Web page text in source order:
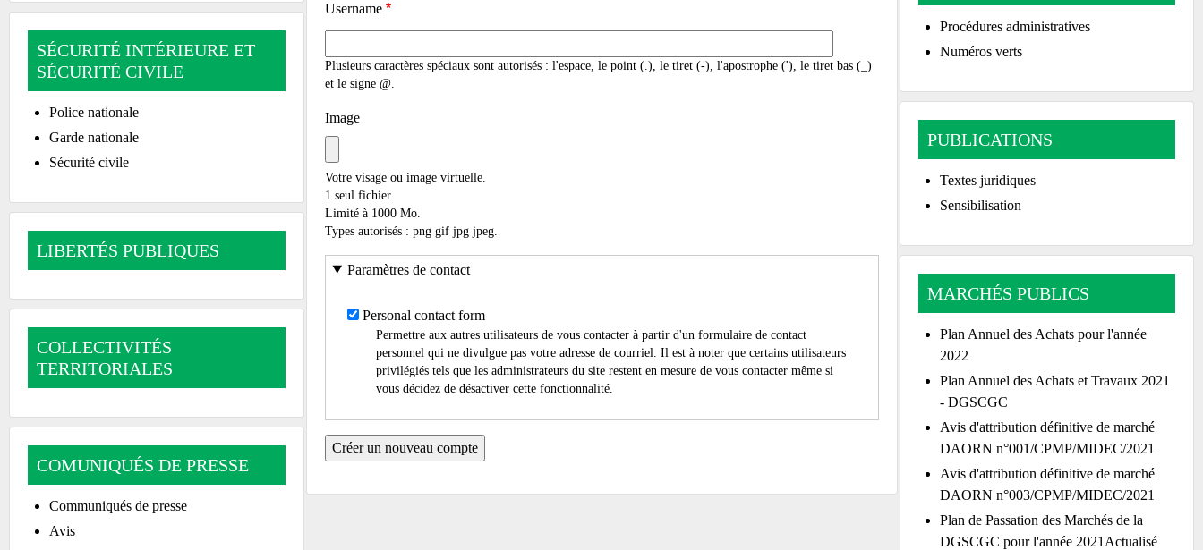
SÉCURITÉ INTÉRIEURE ET
SÉCURITÉ CIVILE
Police nationale
Garde nationale
Sécurité civile
LIBERTÉS PUBLIQUES
COLLECTIVITÉS
TERRITORIALES
COMUNIQUÉS DE PRESSE
Communiqués de presse
Avis
Username
Plusieurs caractères spéciaux sont autorisés : l'espace, le point (.), le tiret (-), l'apostrophe ('), le tiret bas (_)
et le signe @.
Image
Votre visage ou image virtuelle.
1 seul fichier.
Limité à 1000 Mo.
Types autorisés : png gif jpg jpeg.
Paramètres de contact
Personal contact form
Permettre aux autres utilisateurs de vous contacter à partir d'un formulaire de contact
personnel qui ne divulgue pas votre adresse de courriel. Il est à noter que certains utilisateurs
privilégiés tels que les administrateurs du site restent en mesure de vous contacter même si
vous décidez de désactiver cette fonctionnalité.
Procédures administratives
Numéros verts
PUBLICATIONS
Textes juridiques
Sensibilisation
MARCHÉS PUBLICS
Plan Annuel des Achats pour l'année
2022
Plan Annuel des Achats et Travaux 2021
- DGSCGC
Avis d'attribution définitive de marché
DAORN n°001/CPMP/MIDEC/2021
Avis d'attribution définitive de marché
DAORN n°003/CPMP/MIDEC/2021
Plan de Passation des Marchés de la
DGSCGC pour l'année 2021Actualisé